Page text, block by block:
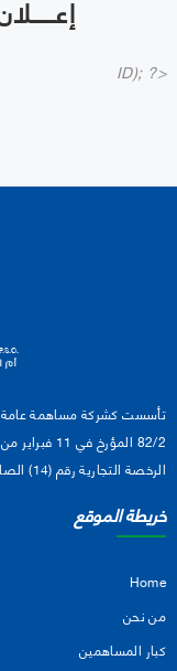
ID); ?>
تأسست كشركة مساهمة عامة
الرخصة التجارية رقم (14) الصادرة بتاريخ 1983/11/27
خريطة الموقع
Home
من نحن
كبار المساهمين